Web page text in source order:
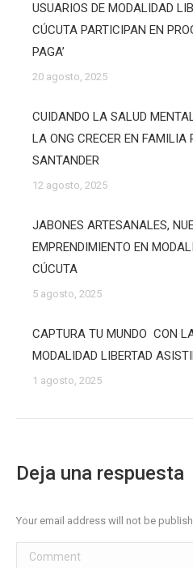
USUARIOS DE MODALIDAD
CÚCUTA PARTICIPAN EN
PAGA’
20 agosto, 2025
CUIDANDO LA SALUD
LA ONG CRECER EN FAMILIA
SANTANDER
12 agosto, 2025
JABONES ARTESANALES,
EMPRENDIMIENTO EN
CÚCUTA
5 agosto, 2025
CAPTURA TU MUNDO CON
MODALIDAD LIBERTAD
1 agosto, 2025
Deja una respuesta
Your email address will not be
Comment